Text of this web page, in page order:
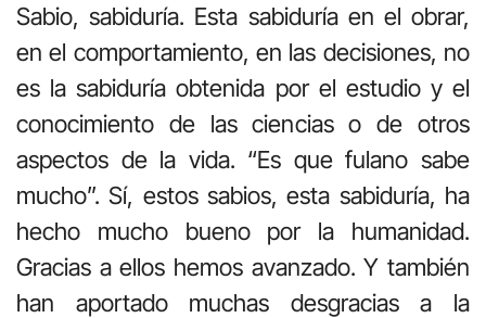
Sabio, sabiduría. Esta sabiduría en el obrar,
en el comportamiento, en las decisiones, no
es la sabiduría obtenida por el estudio y el
conocimiento de las ciencias o de otros
aspectos de la vida. “Es que fulano sabe
mucho”. Sí, estos sabios, esta sabiduría, ha
hecho mucho bueno por la humanidad.
Gracias a ellos hemos avanzado. Y también
han aportado muchas desgracias a la